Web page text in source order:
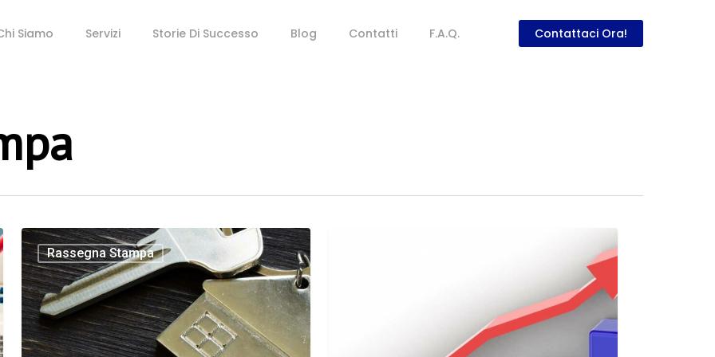
Siamo Servizi Storie Di Successo Blog Contatti F.A.Q. Contattaci Ora!
Rassegna Stampa